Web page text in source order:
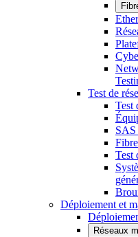
Test de
Test
SAS
Test
Déploiement et
Réseaux